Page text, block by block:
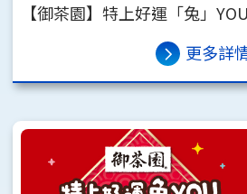
【御茶園】特上好運「兔」
更多詳